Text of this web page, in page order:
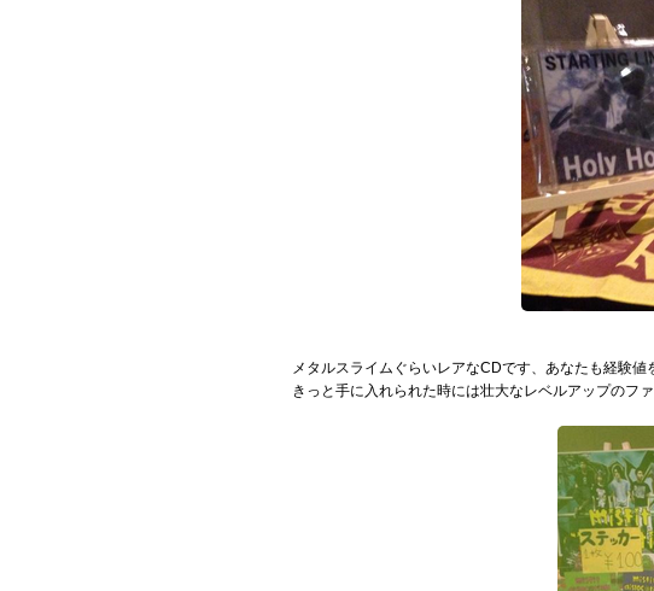
メタルスライムぐらいレアなCDです、あなたも経験
きっと手に入れられた時には壮大なレベルアップのフ